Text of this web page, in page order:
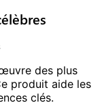
des plus
produit aide les
s clés.